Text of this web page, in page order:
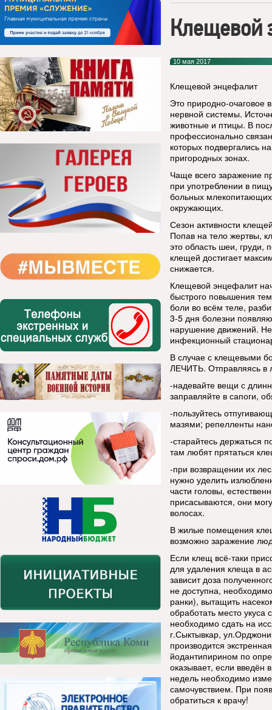
Клещевой
10 мая 2017
Клещевой энцефалит
Это природно-очаговое
нервной системы.
животные и птицы. В
профессионально
которых подвергались
пригородных зонах.
Чаще всего заражение
при употреблении в
больных
окружающих.
Сезон активности
Попав на тело жертвы,
это область шеи, груди,
клещей достигает
снижается.
Клещевой энцефалит
быстрого повышения
боли во всём теле,
3-5 дня болезни
нарушение движений.
инфекционный
В случае с клещевыми
ЛЕЧИТЬ. Отправляясь в
-надевайте вещи с
заправляйте в сапоги,
-пользуйтесь
мазями; репелленты
-старайтесь держаться
там любят прятаться
-при возвращении их
нужно уделить
части головы,
присасываются, они
волосах.
В жилые помещения
возможно заражение
Если клещ всё-таки
для удаления клеща в
зависит доза
не доступна,
ранки), вытащить
обработать место
необходимо сдать на
г.Сыктывкар,
производится
йодантипирином по
оказывает, если введён
недель необходимо
самочувствием. При
обратиться к врачу!